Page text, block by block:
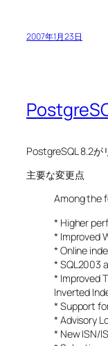
2007年1月23日
PostgreSQL 8.2が
主要な変更点
Among the
* Higher
* Improved
* Online
* SQL2003
* Improved
Inverted
* Support
* Advisory
* New ISN/